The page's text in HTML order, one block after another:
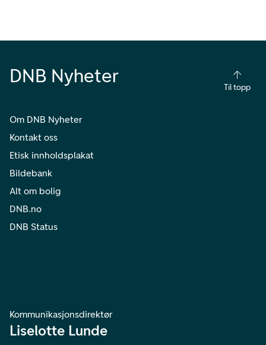
DNB Nyheter
Til topp
Om DNB Nyheter
Kontakt oss
Etisk innholdsplakat
Bildebank
Alt om bolig
DNB.no
DNB Status
Kommunikasjonsdirektør
Liselotte Lunde